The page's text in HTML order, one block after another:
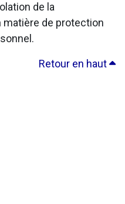
de la
matière de protection
Retour en haut